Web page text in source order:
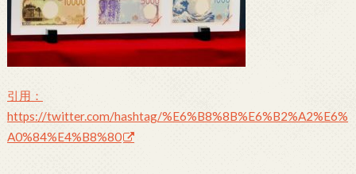
引用：
https://twitter.com/hashtag/%E6%B8%8B%E6%B2%A2%E6%
A0%84%E4%B8%80